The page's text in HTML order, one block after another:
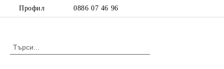
Профил 0886 07 46 96